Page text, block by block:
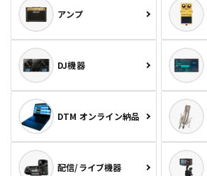
アンプ
DJ機器
DTM オンライン納品
配信/ライブ機器